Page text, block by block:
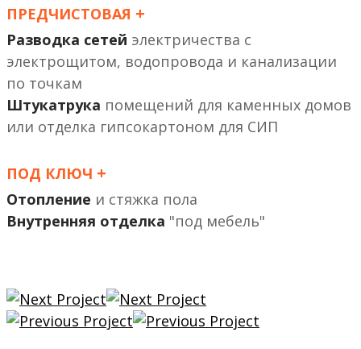
ПРЕДЧИСТОВАЯ +
Разводка сетей электричества с
электрощитом, водопровода и канализации
по точкам
Штукатрука помещений
или отделка гипсокартоном
ПОД КЛЮЧ +
Отопление и стяжка пола
Внутренняя отделка "под мебель"